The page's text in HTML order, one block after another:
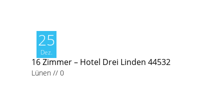
25
Dez.
16 Zimmer – Hotel Drei Linden 44532
Lünen // 0